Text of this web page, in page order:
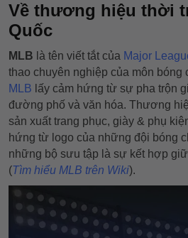
Về thương hiệu thời
Quốc
MLB là tên viết tắt của Major
thao chuyên nghiệp của môn bóng
MLB lấy cảm hứng từ sự pha trộn
đường phố và văn hóa. Thương
sản xuất trang phục, giày & phụ
hứng từ logo của những đội bóng
những bộ sưu tập là sự kết hợp
(Tìm hiểu MLB trên Wiki).